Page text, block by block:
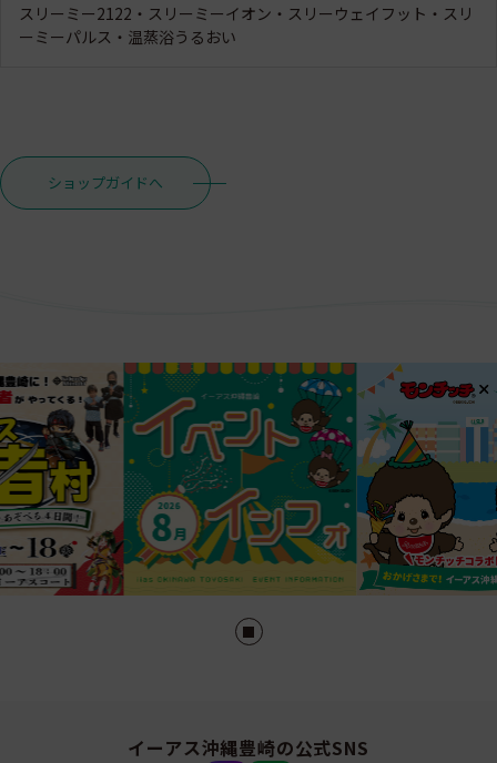
スリーミー2122・スリーミーイオン・スリーウェイフット・スリ
ーミーパルス・温蒸浴うるおい
ショップガイドへ
イーアス沖縄豊崎の公式SNS